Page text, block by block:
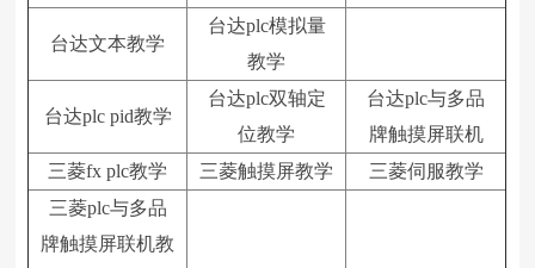
台达文本教学
台达plc模拟量
教学
台达plc pid教学
台达plc双轴定
位教学
台达plc与多品
牌触摸屏联机
三菱fx plc教学
三菱触摸屏教学
三菱伺服教学
三菱plc与多品
牌触摸屏联机教